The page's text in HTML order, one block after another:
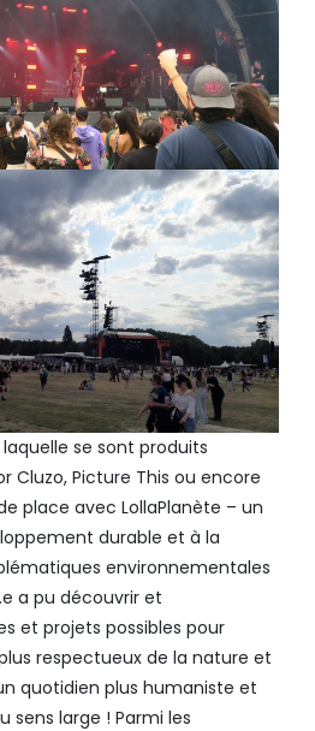
se sont produits
Cluzo, Picture This ou encore
place avec LollaPlanète – un
durable et à la
environnementales
a pu découvrir et
et projets possibles pour
respectueux de la nature et
quotidien plus humaniste et
sens large ! Parmi les